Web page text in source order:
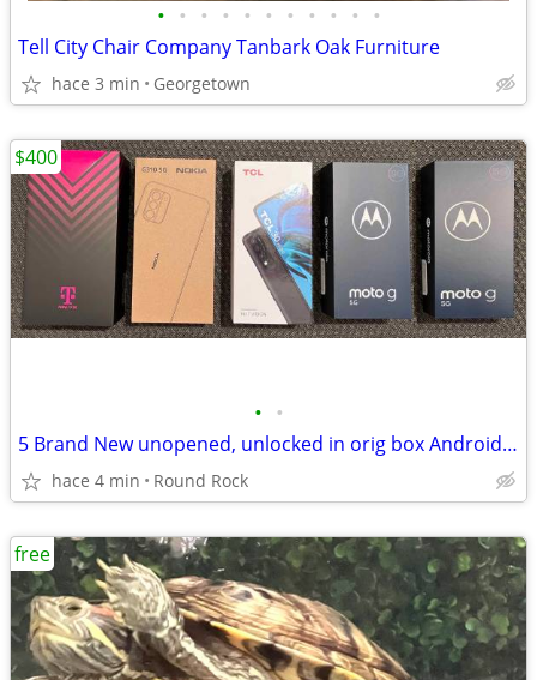
• • • • • • • • • • •
Tell City Chair Company Tanbark Oak Furniture
hace 3 min Georgetown
• •
5 Brand New unopened, unlocked in orig box Android Smart Phones
hace 4 min Round Rock
$400
free